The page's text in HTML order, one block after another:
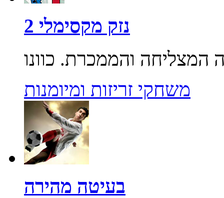
נזק מקסימלי 2
משחקי זריזות ומיומנות
בעיטה מהירה